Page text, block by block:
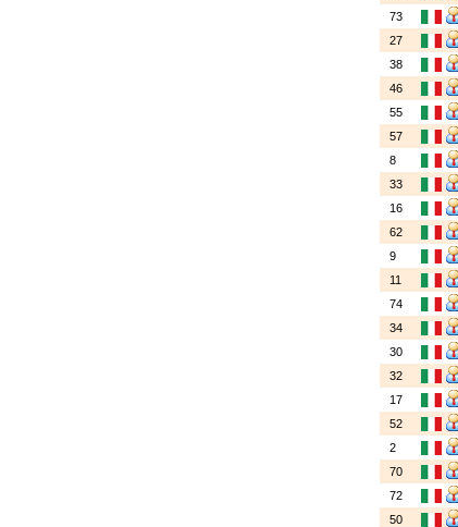
73
27
38
46
55
57
8
33
16
62
9
11
74
34
30
32
17
52
2
70
72
50